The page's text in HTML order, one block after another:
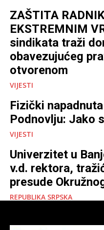
ZAŠTITA
EKSTREMNIM
sindikata traži
obavezujućeg
otvorenom
VIJESTI
Fizički
Podnovlju: Jako
VIJESTI
Univerzitet u
v.d. rektora,
presude
REPUBLIKA SRPSKA